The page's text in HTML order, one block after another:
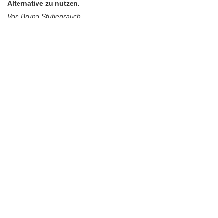
Alternative zu nutzen.
Von Bruno Stubenrauch